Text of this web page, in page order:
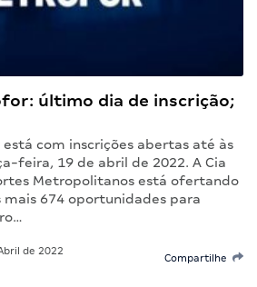
último dia de inscrição;
com inscrições abertas até às
feira, 19 de abril de 2022. A Cia
Metropolitanos está ofertando
mais 674 oportunidades para
de 2022
Compartilhe